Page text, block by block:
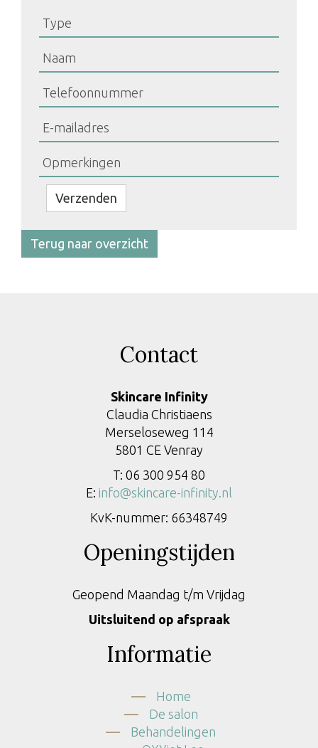
Bedrijfsnaam
Verzenden
Terug naar overzicht
Contact
Skincare Infinity
Claudia Christiaens
Merseloseweg 114
5801 CE Venray
T: 06 300 954 80
E: info@skincare-infinity.nl
KvK-nummer: 66348749
Openingstijden
Geopend Maandag t/m Vrijdag
Uitsluitend op afspraak
Informatie
Home
De salon
Behandelingen